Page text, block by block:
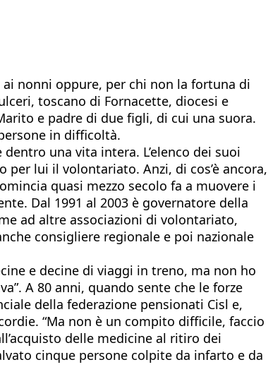
nonni oppure, per chi non la fortuna di
toscano di Fornacette, diocesi e
e padre di due figli, di cui una suora.
in difficoltà.
una vita intera. L’elenco dei suoi
lui il volontariato. Anzi, di cos’è ancora,
quasi mezzo secolo fa a muovere i
Dal 1991 al 2003 è governatore della
ad altre associazioni di volontariato,
consigliere regionale e poi nazionale
e decine di viaggi in treno, ma non ho
A 80 anni, quando sente che le forze
della federazione pensionati Cisl e,
“Ma non è un compito difficile, faccio
delle medicine al ritiro dei
cinque persone colpite da infarto e da